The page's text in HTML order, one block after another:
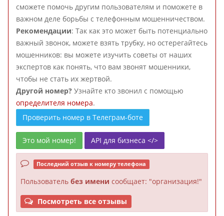
сможете помочь другим пользователям и поможете в
важном деле борьбы с телефонным мошенничеством.
Рекомендации: Так как это может быть потенциально
важный звонок, можете взять трубку, но остерегайтесь
мошенников: вы можете изучить советы от наших
экспертов как понять, что вам звонят мошенники,
чтобы не стать их жертвой.
Другой номер? Узнайте кто звонил с помощью
определителя номера.
Проверить номер в Телеграм-боте
Это мой номер! API для бизнеса </>
Последний отзыв к номеру телефона
Пользователь без имени сообщает: "организация!"
Посмотреть все отзывы